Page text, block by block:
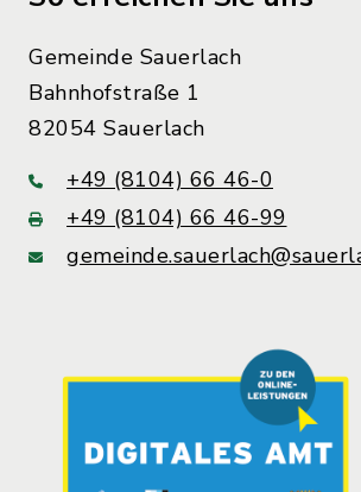
Gemeinde Sauerlach
Bahnhofstraße 1
82054 Sauerlach
+49 (8104) 66 46-0
+49 (8104) 66 46-99